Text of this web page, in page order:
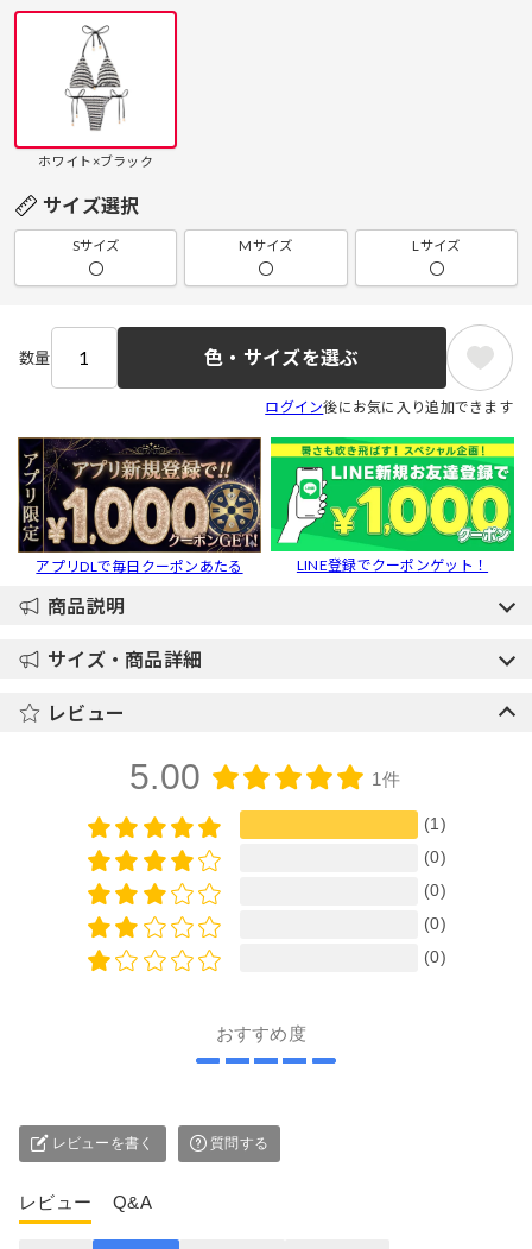
ホワイト×ブラック
サイズ選択
Sサイズ
〇
Mサイズ
〇
Lサイズ
〇
数量 色・サイズを選ぶ
ログイン後にお気に入り追加できます
アプリDLで毎日クーポンあたる LINE登録でクーポンゲット！
商品説明
サイズ・商品詳細
レビュー
5.00 1件
(1)
(0)
(0)
(0)
(0)
おすすめ度
レビューを書く 質問する
レビュー Q&A